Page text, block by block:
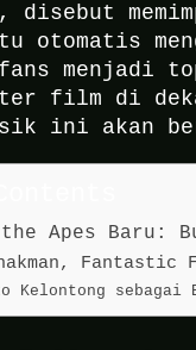
disebut
otomatis
fans menjadi
film di
ini akan
Apes Baru:
Fantastic
Kelontong sebagai